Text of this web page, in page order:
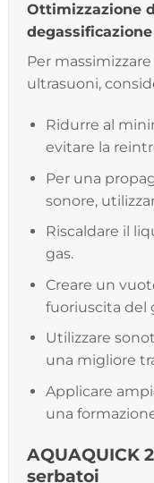
Ottimizzazione
degassificazione
Per
ultrasuoni,
Ridurre al
evitare la
Per una
sonore,
Riscaldare il
gas.
Creare un
fuoriuscita del
Utilizzare
una migliore
Applicare
una
AQUAQUICK
serbatoi